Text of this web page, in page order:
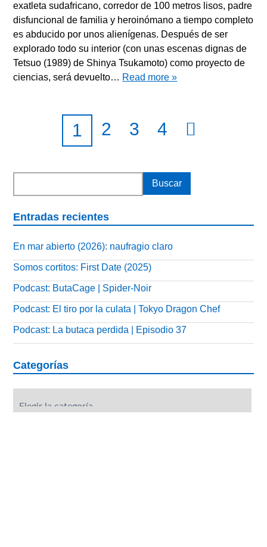
exatleta sudafricano, corredor de 100 metros lisos, padre
disfuncional de familia y heroinómano a tiempo completo
es abducido por unos alienígenas. Después de ser
explorado todo su interior (con unas escenas dignas de
Tetsuo (1989) de Shinya Tsukamoto) como proyecto de
ciencias, será devuelto… Read more »
1 2 3 4
Entradas recientes
En mar abierto (2026): naufragio claro
Somos cortitos: First Date (2025)
Podcast: ButaCage | Spider-Noir
Podcast: El tiro por la culata | Tokyo Dragon Chef
Podcast: La butaca perdida | Episodio 37
Categorías